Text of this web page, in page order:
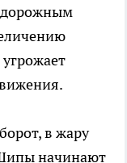
дорожным
в жару
начинают